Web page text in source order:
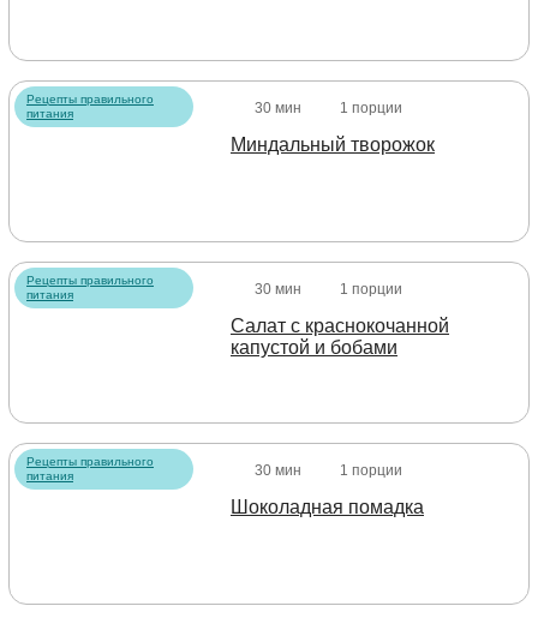
Рецепты правильного
питания
30 мин 1 порции
Миндальный творожок
Рецепты правильного
питания
30 мин 1 порции
Салат с краснокочанной
капустой и бобами
Рецепты правильного
питания
30 мин 1 порции
Шоколадная помадка